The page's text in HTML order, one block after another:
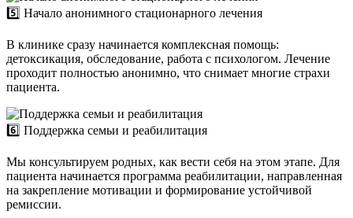
5️⃣ Начало анонимного стационарного лечения
В клинике сразу начинается комплексная помощь:
детоксикация, обследование, работа с психологом. Лечение
проходит полностью анонимно, что снимает многие страхи
пациента.
6️⃣ Поддержка семьи и реабилитация
Мы консультируем родных, как вести себя на этом этапе. Для
пациента начинается программа реабилитации, направленная
на закрепление мотивации и формирование устойчивой
ремиссии.